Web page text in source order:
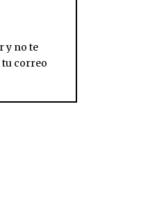
y no te
tu correo